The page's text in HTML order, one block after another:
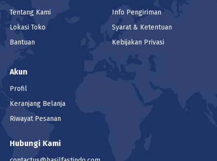
Tentang Kami
Lokasi Toko
Bantuan
Info Pengiriman
Syarat & Ketentuan
Kebijakan Privasi
Akun
Profil
Keranjang Belanja
Riwayat Pesanan
Hubungi Kami